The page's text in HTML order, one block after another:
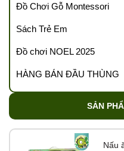
Đồ Chơi Gỗ Montessori
Sách Trẻ Em
Đồ chơi NOEL 2025
HÀNG BÁN ĐẦU THÙNG
SẢN
Nấu